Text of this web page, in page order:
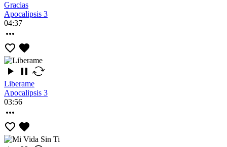
Gracias
Apocalipsis 3
04:37
Liberame
Apocalipsis 3
03:56